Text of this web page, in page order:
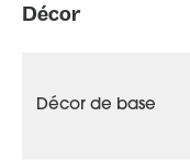
Décor
Décor de base